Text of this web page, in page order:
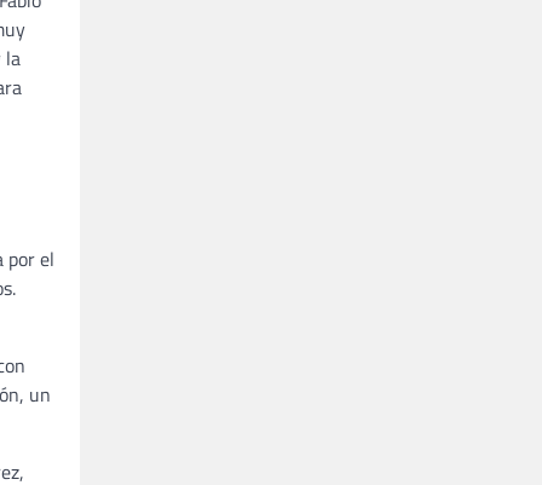
la
por el
un